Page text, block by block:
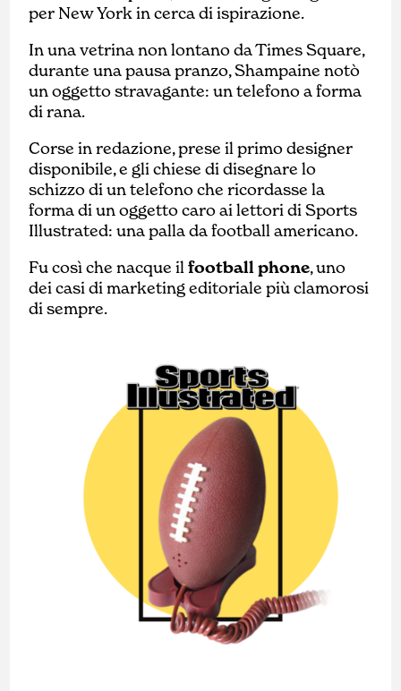
per New York in cerca di ispirazione.
In una vetrina non lontano da Times Square,
durante una pausa pranzo, Shampaine notò
un oggetto stravagante: un telefono a forma
di rana.
Corse in redazione, prese il primo designer
disponibile, e gli chiese di disegnare lo
schizzo di un telefono che ricordasse la
forma di un oggetto caro ai lettori di Sports
Illustrated: una palla da football americano.
Fu così che nacque ilfootball phone, uno
dei casi di marketing editoriale più clamorosi
di sempre.